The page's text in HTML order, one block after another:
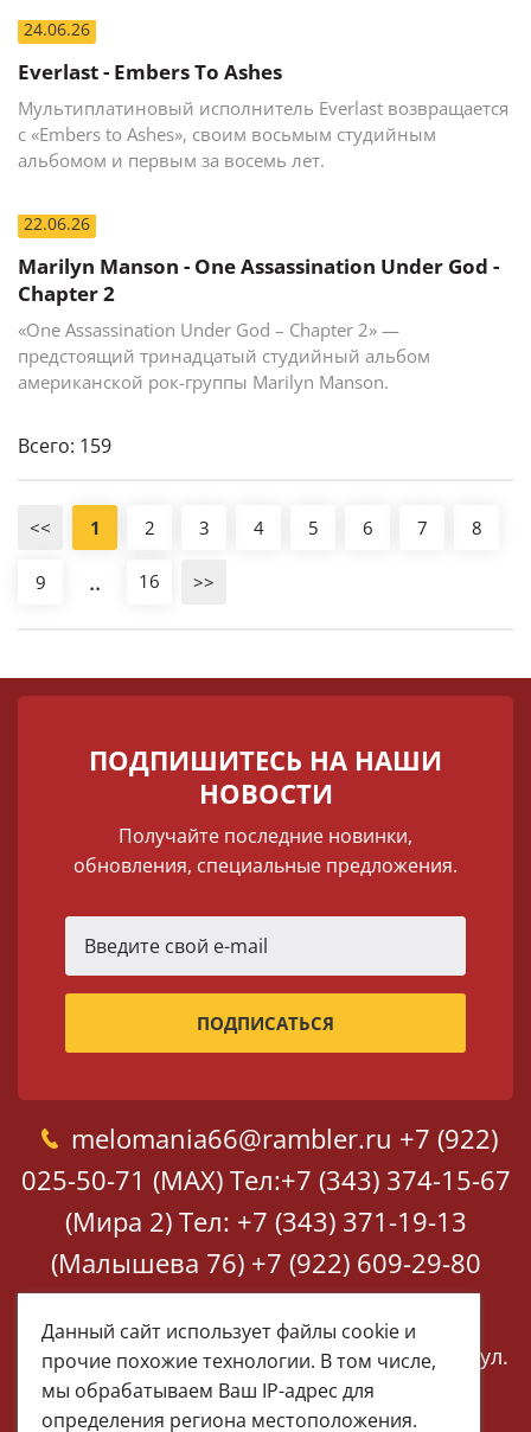
24.06.26
Everlast - Embers To Ashes
Мультиплатиновый исполнитель Everlast возвращается
с «Embers to Ashes», своим восьмым студийным
альбомом и первым за восемь лет.
22.06.26
Marilyn Manson - One Assassination Under God -
Chapter 2
«One Assassination Under God – Chapter 2» —
предстоящий тринадцатый студийный альбом
американской рок-группы Marilyn Manson.
Всего: 159
<< 1 2 3 4 5 6 7 8
9 .. 16 >>
ПОДПИШИТЕСЬ НА НАШИ
НОВОСТИ
Получайте последние новинки,
обновления, специальные предложения.
melomania66@rambler.ru +7 (922)
025-50-71 (MAX) Тел:+7 (343) 374-15-67
(Мира 2) Тел: +7 (343) 371-19-13
(Малышева 76) +7 (922) 609-29-80
(MAX)
Екатеринбург, ул. Мира 2
Екатеринбург, ул.
Малышева 76
Данный сайт использует файлы cookie и
прочие похожие технологии. В том числе,
мы обрабатываем Ваш IP-адрес для
определения региона местоположения.